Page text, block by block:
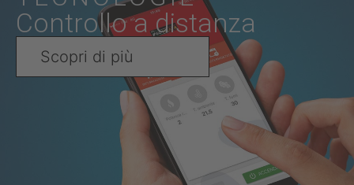
Controllo a distanza
Scopri di più